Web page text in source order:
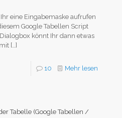
eine Eingabemaske aufrufen
Google Tabellen Script
könnt Ihr dann etwas
[…]
10 Mehr lesen
Tabelle (Google Tabellen /